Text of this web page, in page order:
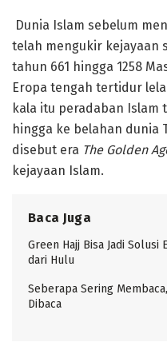
Dunia Islam sebelum
telah mengukir kejayaan
tahun 661 hingga 1258
Eropa tengah tertidur
kala itu peradaban Islam
hingga ke belahan dunia
disebut era The Golden
kejayaan Islam.
Baca Juga
Green Hajj Bisa Jadi Solusi
dari Hulu
Seberapa Sering
Dibaca